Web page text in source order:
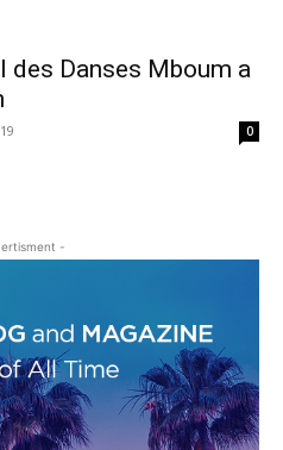
des Danses Mboum a
0
-